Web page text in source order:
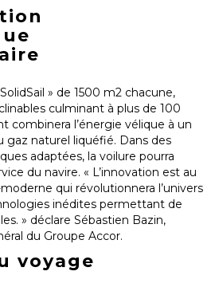
» de 1500 m2 chacune,
culminant à plus de 100
combinera l’énergie vélique à un
naturel liquéfié. Dans des
adaptées, la voilure pourra
du navire. « L’innovation est au
qui révolutionnera l’univers
inédites permettant de
» déclare Sébastien Bazin,
du Groupe Accor.
voyage